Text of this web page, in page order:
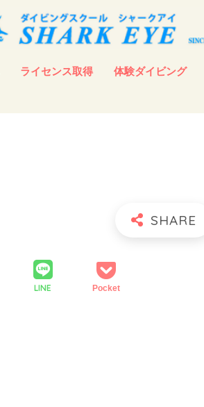
ライセンス取得 体験ダイビング
LINE Pocket